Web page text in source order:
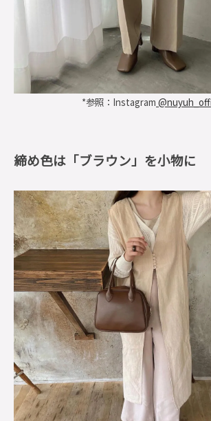
*参照：Instagram
締め色は「ブラウン」を小物に